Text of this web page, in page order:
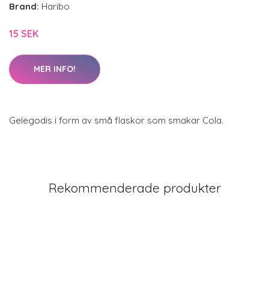
Brand: Haribo
15 SEK
MER INFO!
Gelegodis i form av små flaskor som smakar Cola.
Rekommenderade produkter